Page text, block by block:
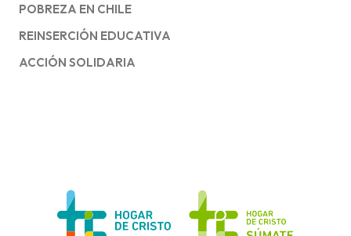
POBREZA EN CHILE
REINSERCIÓN EDUCATIVA
ACCIÓN SOLIDARIA